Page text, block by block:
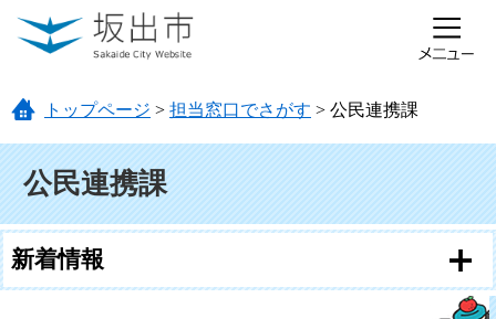
ページの先頭です。
メニューを飛ばして本文へ
トップページ > 担当窓口でさがす > 公民連携課
公民連携課
新着情報